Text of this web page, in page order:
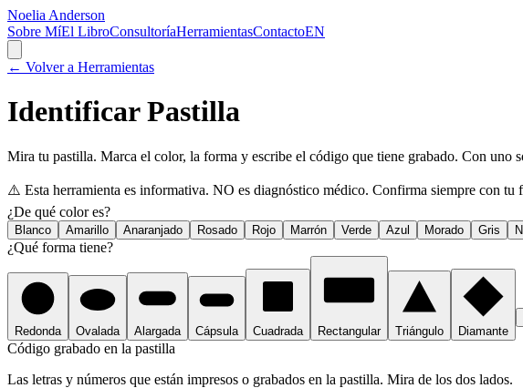
Noelia Anderson
Sobre MíEl LibroConsultoríaHerramientasContactoEN
← Volver a Herramientas
Identificar Pastilla
Mira tu pastilla. Marca el color, la forma y escribe el código que tiene grabado. Con uno
⚠️ Esta herramienta es informativa. NO es diagnóstico médico. Confirma siempre con tu
¿De qué color es?
Blanco Amarillo Anaranjado Rosado Rojo Marrón Verde Azul Morado Gris
¿Qué forma tiene?
Redonda Ovalada Alargada Cápsula Cuadrada Rectangular Triángulo Diamante
Código grabado en la pastilla
Las letras y números que están impresos o grabados en la pastilla. Mira de los dos lados.